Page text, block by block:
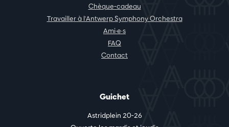
Chèque-cadeau
Travailler à l'Antwerp Symphony Orchestra
Ami·e·s
FAQ
Contact
Guichet
Astridplein 20-26